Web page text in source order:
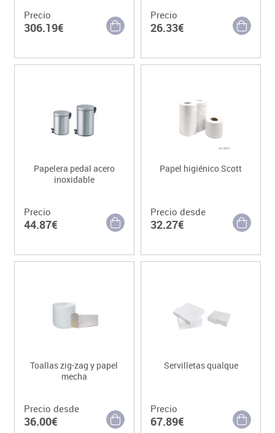
Precio
306.19€
Precio
26.33€
Papelera pedal acero
inoxidable
Precio
44.87€
Papel higiénico Scott
Precio desde
32.27€
Toallas zig-zag y papel
mecha
Precio desde
36.00€
Servilletas qualque
Precio
67.89€